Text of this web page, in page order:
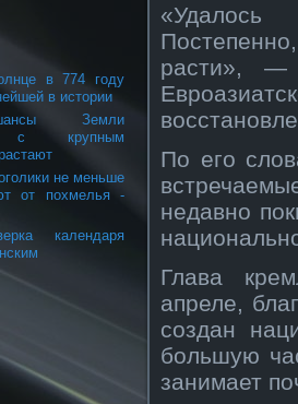
в 774 году
в истории
Земли
с крупным
не меньше
от похмелья -
календаря
«Удалось
расти», —
По его
недавно
Глава
апреле,
создан
большую
занимает